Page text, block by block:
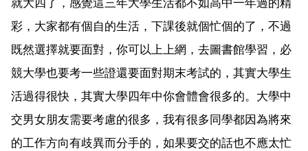
彩，大家都有個自的生活，下課後就個忙個的了，不過
既然選擇就要面對，你可以上上網，去圖書館學習，必
競大學也要考一些證還要面對期末考試的，其實大學生
活過得很快，其實大學四年中你會體會很多的。大學中
交男女朋友需要考慮的很多，我有很多同學都因為將來
的工作方向有歧異而分手的，如果要交的話也不應太忙